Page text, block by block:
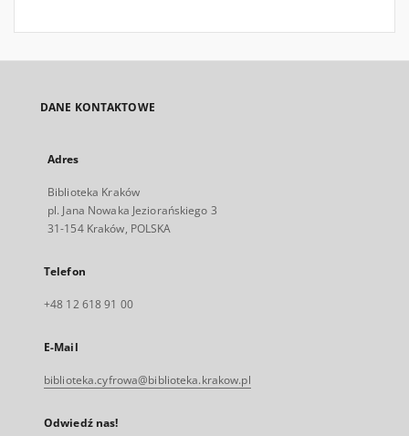
DANE KONTAKTOWE
Adres
Biblioteka Kraków
pl. Jana Nowaka Jeziorańskiego 3
31-154 Kraków, POLSKA
Telefon
+48 12 618 91 00
E-Mail
biblioteka.cyfrowa@biblioteka.krakow.pl
Odwiedź nas!